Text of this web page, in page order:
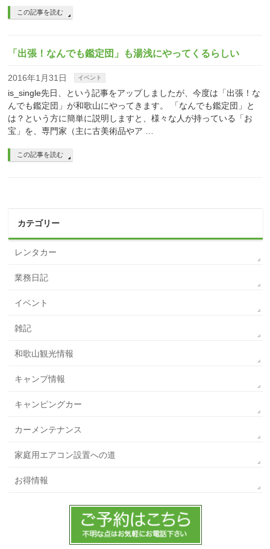
この記事を読む
「出張！なんでも鑑定団」も湯浅にやってくるらしい
2016年1月31日 イベント
is_single先日、という記事をアップしましたが、今度は「出張！な
んでも鑑定団」が和歌山にやってきます。 「なんでも鑑定団」と
は？という方に簡単に説明しますと、様々な人が持っている「お
宝」を、専門家（主に古美術品やア …
この記事を読む
カテゴリー
レンタカー
業務日記
イベント
雑記
和歌山観光情報
キャンプ情報
キャンピングカー
カーメンテナンス
家庭用エアコン設置への道
お得情報